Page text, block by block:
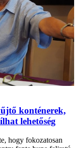
konténerek,
lehetőség
hogy fokozatosan